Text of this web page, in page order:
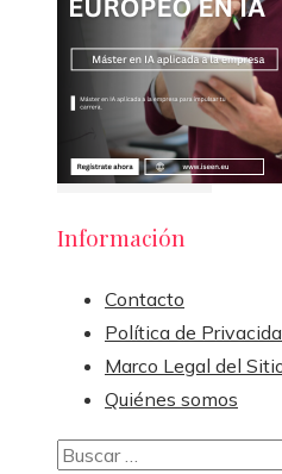
Información
Contacto
Política de
Marco Legal del
Quiénes somos
Buscar: